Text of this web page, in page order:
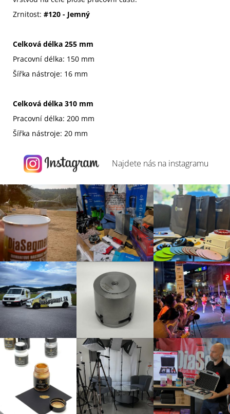
Zrnitost: #120 - Jemný
Celková délka 255 mm
Pracovní délka: 150 mm
Šířka nástroje: 16 mm
Celková délka 310 mm
Pracovní délka: 200 mm
Šířka nástroje: 20 mm
Najdete nás na instagramu